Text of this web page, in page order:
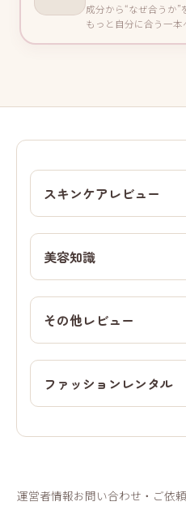
成分から“なぜ合うか”
もっと自分に合う一本
スキンケアレビュー
美容知識
その他レビュー
ファッションレンタル
運営者情報お問い合わせ・ご依頼